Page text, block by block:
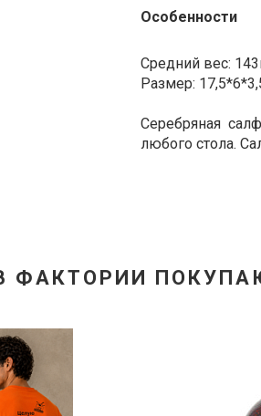
Особенности
Средний вес:
Размер:
Серебряная
любого стола.
ФАКТОРИИ